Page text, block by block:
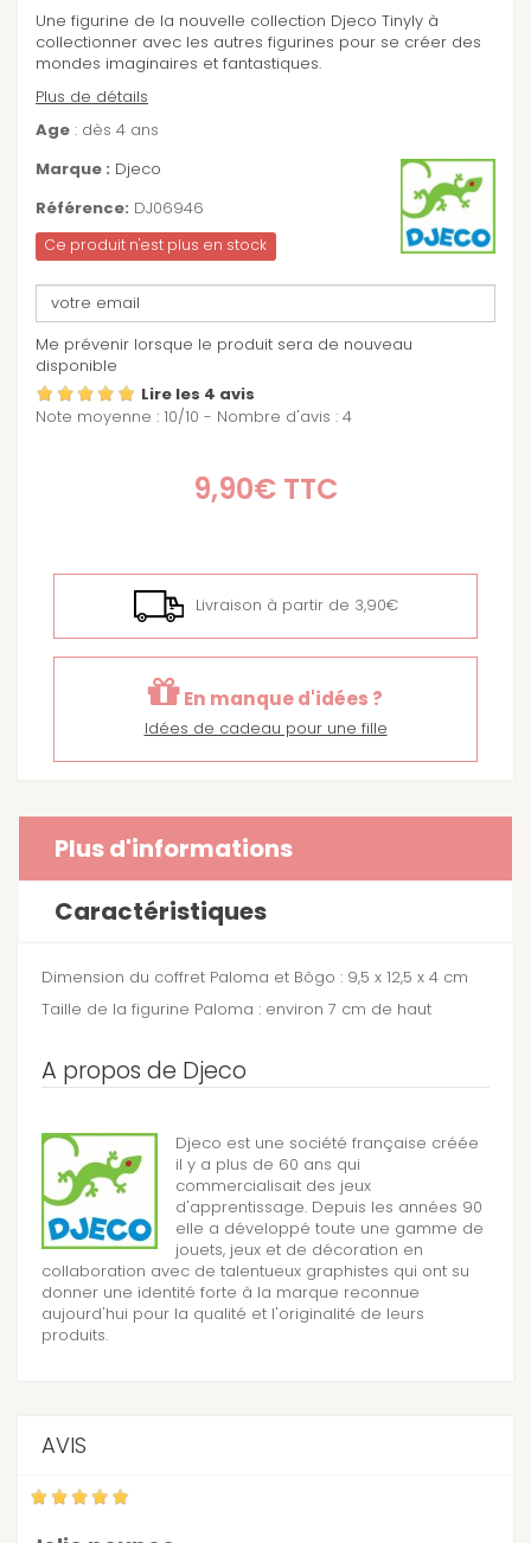
Une figurine de la nouvelle collection Djeco Tinyly à
collectionner avec les autres figurines pour se créer des
mondes imaginaires et fantastiques.
Plus de détails
Age : dès 4 ans
Marque : Djeco
Référence: DJ06946
Ce produit n'est plus en stock
Me prévenir lorsque le produit sera de nouveau
disponible
Lire les 4 avis
Note moyenne : 10/10 - Nombre d'avis : 4
9,90€TTC
Livraison à partir de 3,90€
En manque d'idées ?
Idées de cadeau pour une fille
Plus d'informations
Caractéristiques
Dimension du coffret Paloma et Bôgo : 9,5 x 12,5 x 4 cm
Taille de la figurine Paloma : environ 7 cm de haut
A propos de Djeco
Djeco est une société française créée
il y a plus de 60 ans qui
commercialisait des jeux
d'apprentissage. Depuis les années 90
elle a développé toute une gamme de
jouets, jeux et de décoration en
collaboration avec de talentueux graphistes qui ont su
donner une identité forte à la marque reconnue
aujourd'hui pour la qualité et l'originalité de leurs
produits.
AVIS